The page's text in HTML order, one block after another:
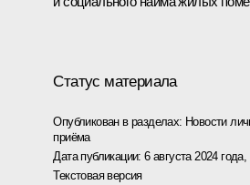
Статус материала
Опубликован в разделах: Новости
приёма
Дата публикации:6 августа 2024
Текстовая версия